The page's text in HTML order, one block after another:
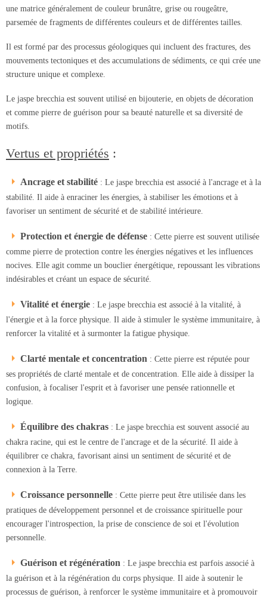
une matrice généralement de couleur brunâtre, grise ou rougeâtre,
parsemée de fragments de différentes couleurs et de différentes tailles.
Il est formé par des processus géologiques qui incluent des fractures, des
mouvements tectoniques et des accumulations de sédiments, ce qui crée une
structure unique et complexe.
Le jaspe brecchia est souvent utilisé en bijouterie, en objets de décoration
et comme pierre de guérison pour sa beauté naturelle et sa diversité de
motifs.
Vertus et propriétés :
Ancrage et stabilité : Le jaspe brecchia est associé à l'ancrage et à la
stabilité. Il aide à enraciner les énergies, à stabiliser les émotions et à
favoriser un sentiment de sécurité et de stabilité intérieure.
Protection et énergie de défense : Cette pierre est souvent utilisée
comme pierre de protection contre les énergies négatives et les influences
nocives. Elle agit comme un bouclier énergétique, repoussant les vibrations
indésirables et créant un espace de sécurité.
Vitalité et énergie : Le jaspe brecchia est associé à la vitalité, à
l'énergie et à la force physique. Il aide à stimuler le système immunitaire, à
renforcer la vitalité et à surmonter la fatigue physique.
Clarté mentale et concentration : Cette pierre est réputée pour
ses propriétés de clarté mentale et de concentration. Elle aide à dissiper la
confusion, à focaliser l'esprit et à favoriser une pensée rationnelle et
logique.
Équilibre des chakras : Le jaspe brecchia est souvent associé au
chakra racine, qui est le centre de l'ancrage et de la sécurité. Il aide à
équilibrer ce chakra, favorisant ainsi un sentiment de sécurité et de
connexion à la Terre.
Croissance personnelle : Cette pierre peut être utilisée dans les
pratiques de développement personnel et de croissance spirituelle pour
encourager l'introspection, la prise de conscience de soi et l'évolution
personnelle.
Guérison et régénération : Le jaspe brecchia est parfois associé à
la guérison et à la régénération du corps physique. Il aide à soutenir le
processus de guérison, à renforcer le système immunitaire et à promouvoir